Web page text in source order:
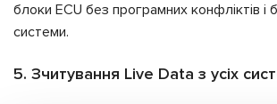
блоки ECU без програмних конфліктів і
системи.
5. Зчитування Live Data з усіх